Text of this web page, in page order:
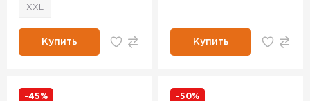
XXL
Купить Купить
-45% -50%